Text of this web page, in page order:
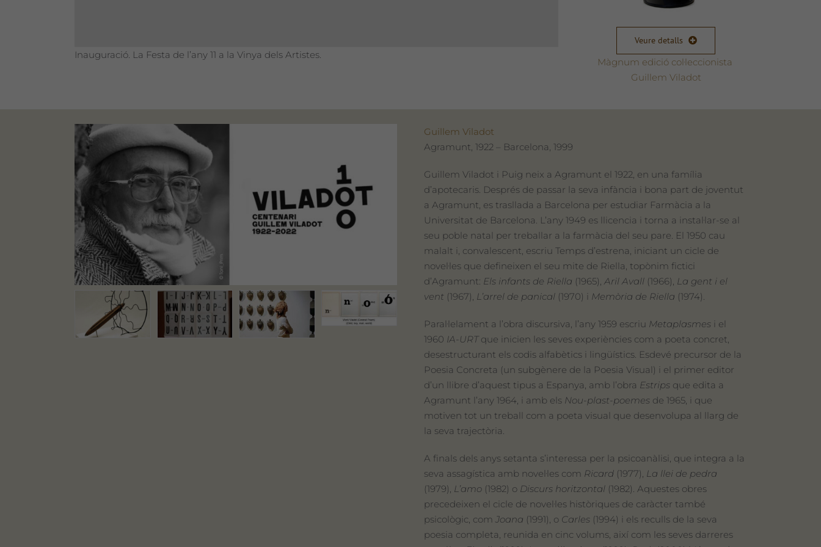
Inauguració. La Festa de l’any 11 a la Vinya dels Artistes.
Veure detalls
Màgnum edició col·leccionista
Guillem Viladot
Guillem Viladot
Agramunt, 1922 – Barcelona, 1999
Guillem Viladot i Puig neix a Agramunt el 1922, en una família
d’apotecaris. Després de passar la seva infància i bona part de joventut
a Agramunt, es trasllada a Barcelona per estudiar Farmàcia a la
Universitat de Barcelona. L’any 1949 es llicencia i torna a instal·lar-se al
seu poble natal per treballar a la farmàcia del seu pare. El 1950 cau
malalt i, convalescent, escriu Temps d’estrena, iniciant un cicle de
novel·les que defineixen el seu mite de Riella, topònim fictici
d’Agramunt: Els infants de Riella (1965), Aril Avall (1966), La gent i el
vent (1967), L’arrel de panical (1970) i Memòria de Riella (1974).
Paral·lelament a l’obra discursiva, l’any 1959 escriu Metaplasmes i el
1960 IA-URTque inicien les seves experiències com a poeta concret,
desestructurant els codis alfabètics i lingüístics. Esdevé precursor de la
Poesia Concreta (un subgènere de la Poesia Visual) i el primer editor
d’un llibre d’aquest tipus a Espanya, amb l’obra Estrips que edita a
Agramunt l’any 1964, i amb els Nou-plast-poemes de 1965, i que
motiven tot un treball com a poeta visual que desenvolupa al llarg de
la seva trajectòria.
A finals dels anys setanta s’interessa per la psicoanàlisi, que integra a la
seva assagística amb novel·les com Ricard (1977), La llei de pedra
(1979), L’amo (1982) o Discurs horitzontal (1982). Aquestes obres
precedeixen el cicle de novel·les històriques de caràcter també
psicològic, com Joana (1991), o Carles (1994) i els reculls de la seva
poesia completa, reunida en cinc volums, així com les seves darreres